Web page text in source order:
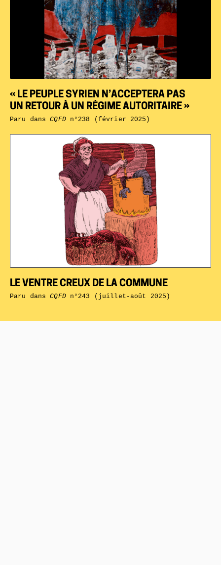
LE VENTRE CREUX DE LA COMMUNE
Paru dansCQFDn°243 (juillet-août 2025)
« LE PEUPLE SYRIEN N’ACCEPTERA PAS
UN RETOUR À UN RÉGIME AUTORITAIRE »
Paru dansCQFDn°238 (février 2025)